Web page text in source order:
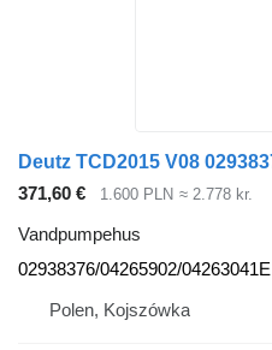
371,60 € 1.600 PLN ≈ 2.778 kr.
Vandpumpehus
02938376/04265902/04263041E
Polen, Kojszówka